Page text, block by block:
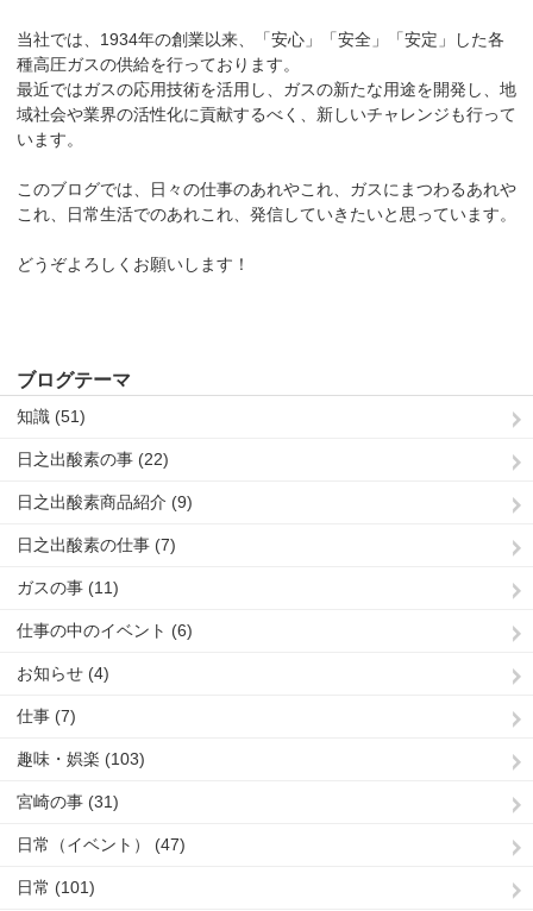
当社では、1934年の創業以来、「安心」「安全」「安定」した各
種高圧ガスの供給を行っております。
最近ではガスの応用技術を活用し、ガスの新たな用途を開発し、地
域社会や業界の活性化に貢献するべく、新しいチャレンジも行って
います。
このブログでは、日々の仕事のあれやこれ、ガスにまつわるあれや
これ、日常生活でのあれこれ、発信していきたいと思っています。
どうぞよろしくお願いします！
ブログテーマ
知識 (51)
日之出酸素の事 (22)
日之出酸素商品紹介 (9)
日之出酸素の仕事 (7)
ガスの事 (11)
仕事の中のイベント (6)
お知らせ (4)
仕事 (7)
趣味・娯楽 (103)
宮崎の事 (31)
日常（イベント） (47)
日常 (101)